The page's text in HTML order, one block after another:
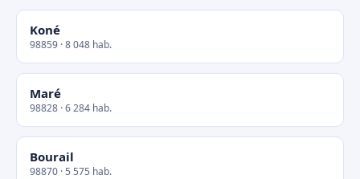
Koné
98859 · 8 048 hab.
Maré
98828 · 6 284 hab.
Bourail
98870 · 5 575 hab.